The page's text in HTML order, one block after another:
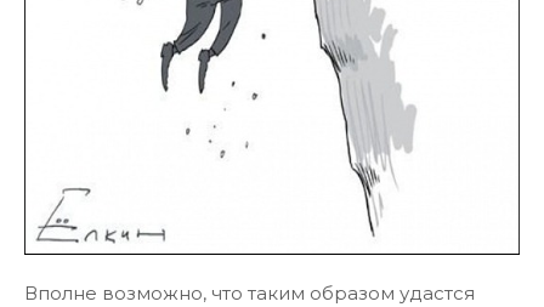
Вполне возможно, что таким образом удастся